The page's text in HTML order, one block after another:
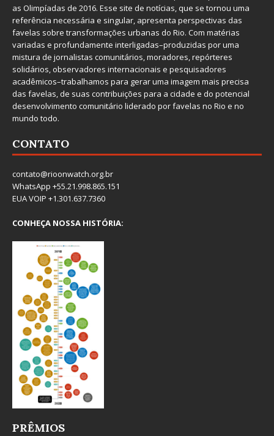
as Olimpíadas de 2016. Esse site de notícias, que se tornou uma
referência necessária e singular, apresenta perspectivas das
favelas sobre transformações urbanas do Rio. Com matérias
variadas e profundamente interligadas–produzidas por uma
mistura de jornalistas comunitários, moradores, repórteres
solidários, observadores internacionais e pesquisadores
acadêmicos–trabalhamos para gerar uma imagem mais precisa
das favelas, de suas contribuições para a cidade e do potencial
desenvolvimento comunitário liderado por favelas no Rio e no
mundo todo.
CONTATO
contato@rioonwatch.org.br
WhatsApp +55.21.998.865.151
EUA VOIP +1.301.637.7360
CONHEÇA NOSSA HISTÓRIA:
PRÊMIOS